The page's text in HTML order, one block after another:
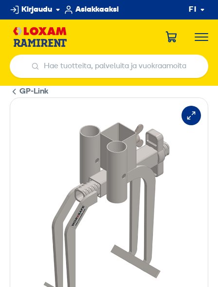
Hyppää
sisältöön
Kirjaudu Asiakkaaksi FI
Hae tuotteita, palveluita ja vuokraamoita
Hae tuotteita, palveluita ja vuokraamoita
GP-Link